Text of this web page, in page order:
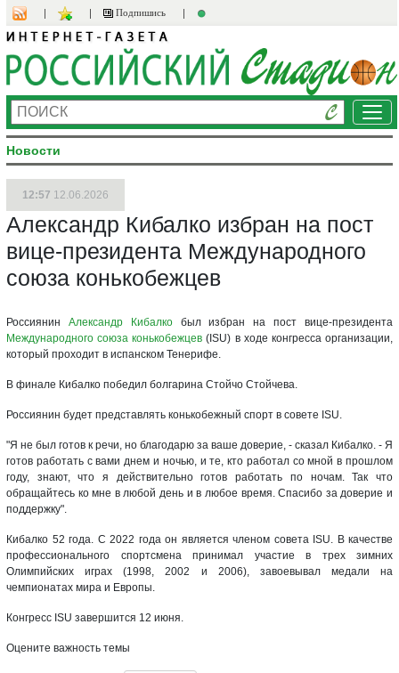
Подпишись
Новости
12:57 12.06.2026
Александр Кибалко избран на пост
вице-президента Международного
союза конькобежцев
Россиянин Александр Кибалкобыл избран на пост вице-президента
Международного союза конькобежцев (ISU) в ходе конгресса организации,
который проходит в испанском Тенерифе.
В финале Кибалко победил болгарина Стойчо Стойчева.
Россиянин будет представлять конькобежный спорт в совете ISU.
"Я не был готов к речи, но благодарю за ваше доверие, - сказал Кибалко. - Я
готов работать с вами днем и ночью, и те, кто работал со мной в прошлом
году, знают, что я действительно готов работать по ночам. Так что
обращайтесь ко мне в любой день и в любое время. Спасибо за доверие и
поддержку".
Кибалко 52 года. С 2022 года он является членом совета ISU. В качестве
профессионального спортсмена принимал участие в трех зимних
Олимпийских играх (1998, 2002 и 2006), завоевывал медали на
чемпионатах мира и Европы.
Конгресс ISU завершится 12 июня.
Оцените важность темы